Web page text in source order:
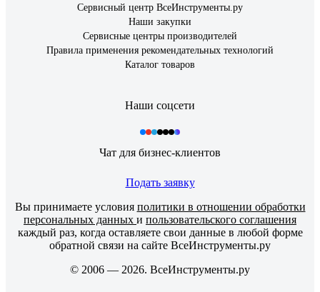
Сервисный центр ВсеИнструменты.ру
Наши закупки
Сервисные центры производителей
Правила применения рекомендательных технологий
Каталог товаров
Наши соцсети
Чат для бизнес-клиентов
Подать заявку
Вы принимаете условия политики в отношении обработки
персональных данных и пользовательского соглашения
каждый раз, когда оставляете свои данные в любой форме
обратной связи на сайте ВсеИнструменты.ру
© 2006 — 2026. ВсеИнструменты.ру